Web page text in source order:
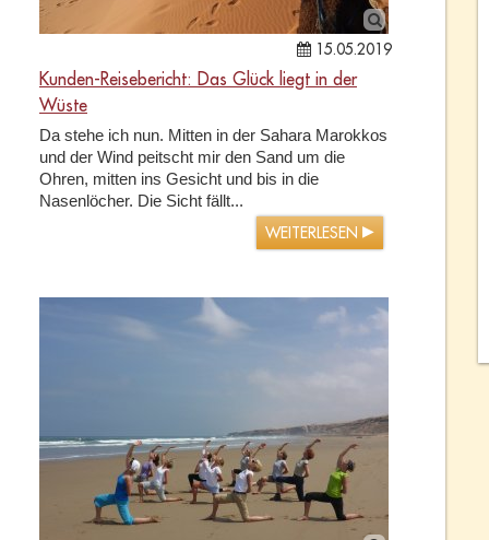
15.05.2019
Kunden-Reisebericht: Das Glück liegt in der
Wüste
Da stehe ich nun. Mitten in der Sahara Marokkos
und der Wind peitscht mir den Sand um die
Ohren, mitten ins Gesicht und bis in die
Nasenlöcher. Die Sicht fällt...
WEITERLESEN